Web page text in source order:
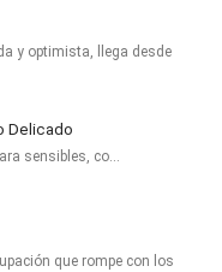
y optimista, llega desde
Delicado
sensibles, co…
que rompe con los